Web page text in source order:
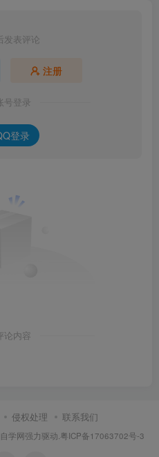
发表评论
注册
号登录
登录
论内容
侵权处理 联系我们
自学网强力驱动. 粤ICP备17063702号-3